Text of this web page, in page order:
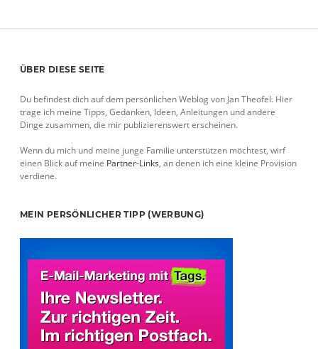
Sidebar
ÜBER DIESE SEITE
Du befindest dich auf dem persönlichen Weblog von Jan Theofel. Hier
trage ich meine Tipps, Gedanken, Ideen, Anleitungen und andere
Dinge zusammen, die mir publizierenswert erscheinen.
Wenn du mich und meine junge Familie unterstützen möchtest, wirf
einen Blick auf meine Partner-Links, an denen ich eine kleine Provision
verdiene.
MEIN PERSÖNLICHER TIPP (WERBUNG)